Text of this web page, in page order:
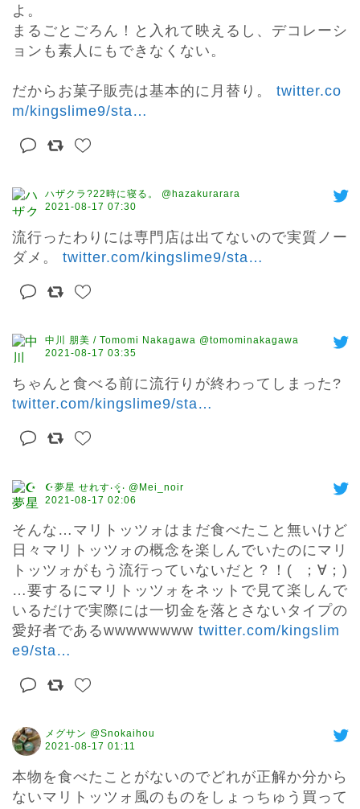
よ。
まるごとごろん！と入れて映えるし、デコレーシ
ョンも素人にもできなくない。
だからお菓子販売は基本的に月替り。 twitter.co
m/kingslime9/sta…
ハザクラ?22時に寝る。 @hazakurarara
2021-08-17 07:30
流行ったわりには専門店は出てないので実質ノー
ダメ。 twitter.com/kingslime9/sta…
中川 朋美 / Tomomi Nakagawa @tomominakagawa
2021-08-17 03:35
ちゃんと食べる前に流行りが終わってしまった?
twitter.com/kingslime9/sta…
☪︎夢星 せれす‧✧̣̥̇‧ @Mei_noir
2021-08-17 02:06
そんな…マリトッツォはまだ食べたこと無いけど
日々マリトッツォの概念を楽しんでいたのにマリ
トッツォがもう流行っていないだと？！(  ；∀；)
…要するにマリトッツォをネットで見て楽しんで
いるだけで実際には一切金を落とさないタイプの
愛好者であるwwwwwwww twitter.com/kingslim
e9/sta…
メグサン @Snokaihou
2021-08-17 01:11
本物を食べたことがないのでどれが正解か分から
ないマリトッツォ風のものをしょっちゅう買って